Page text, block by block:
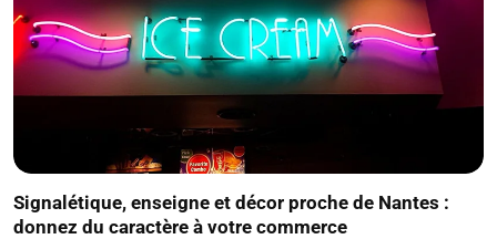
Signalétique, enseigne et décor proche de Nantes :
donnez du caractère à votre commerce